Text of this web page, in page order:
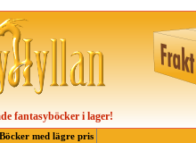
fantasyböcker i lager!
Böcker med lägre pris